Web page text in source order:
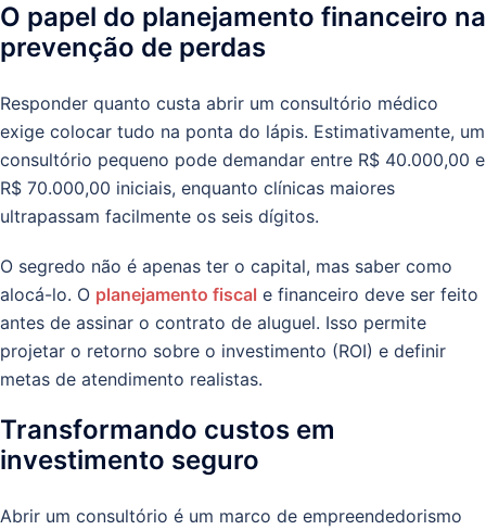
O papel do planejamento financeiro na
prevenção de perdas
Responder quanto custa abrir um consultório médico
exige colocar tudo na ponta do lápis. Estimativamente, um
consultório pequeno pode demandar entre R$ 40.000,00 e
R$ 70.000,00 iniciais, enquanto clínicas maiores
ultrapassam facilmente os seis dígitos.
O segredo não é apenas ter o capital, mas saber como
alocá-lo. O planejamento fiscal e financeiro deve ser feito
antes de assinar o contrato de aluguel. Isso permite
projetar o retorno sobre o investimento (ROI) e definir
metas de atendimento realistas.
Transformando custos em
investimento seguro
Abrir um consultório é um marco de empreendedorismo